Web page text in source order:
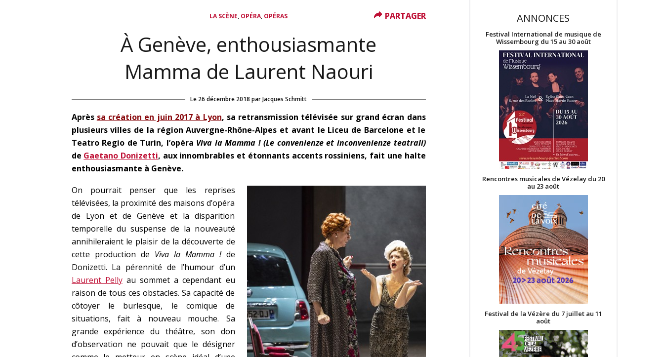
LA SCÈNE, OPÉRA, OPÉRAS
À Genève, enthousiasmante
Mamma de Laurent Naouri
Le 26 décembre 2018 parJacques Schmitt
Après sa création en juin 2017 à Lyon, sa retransmission télévisée sur grand écran dans
plusieurs villes de la région Auvergne-Rhône-Alpes et avant le Liceu de Barcelone et le
Teatro Regio de Turin, l’opéra Viva la Mamma ! (Le convenienze et inconvenienze teatrali)
de Gaetano Donizetti, aux innombrables et étonnants accents rossiniens, fait une halte
enthousiasmante à Genève.
On pourrait penser que les reprises
télévisées, la proximité des maisons d’opéra
de Lyon et de Genève et la disparition
temporelle du suspense de la nouveauté
annihileraient le plaisir de la découverte de
cette production de Viva la Mamma !de
Donizetti. La pérennité de l’humour d’un
Laurent Pellyau sommet a cependant eu
raison de tous ces obstacles. Sa capacité de
côtoyer le burlesque, le comique de
situations, fait à nouveau mouche. Sa
grande expérience du théâtre, son don
d’observation ne pouvait que le désigner
PARTAGER
PARTAGER ANNONCES
Festival International de musique de
Wissembourg du 15 au 30 août
Rencontres musicales de Vézelay du 20
au 23 août
Festival de la Vézère du 7 juillet au 11
août